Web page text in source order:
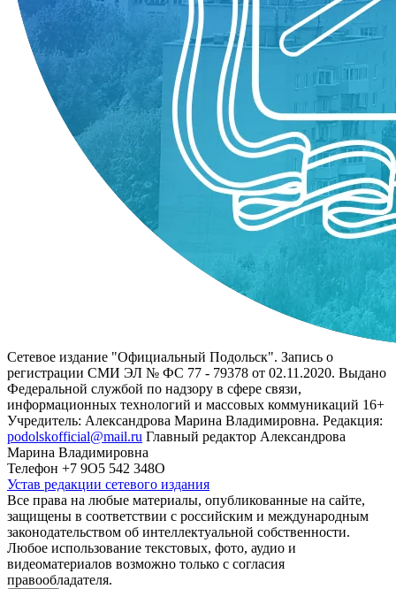
Сетевое издание "Официальный Подольск". Запись о
регистрации СМИ ЭЛ № ФС 77 - 79378 от 02.11.2020. Выдано
Федеральной службой по надзору в сфере связи,
информационных технологий и массовых коммуникаций 16+
Учредитель: Александрова Марина Владимировна. Редакция:
podolskofficial@mail.ru Главный редактор Александрова
Марина Владимировна
Телефон +7 9О5 542 348О
Устав редакции сетевого издания
Все права на любые материалы, опубликованные на сайте,
защищены в соответствии с российским и международным
законодательством об интеллектуальной собственности.
Любое использование текстовых, фото, аудио и
видеоматериалов возможно только с согласия
правообладателя.